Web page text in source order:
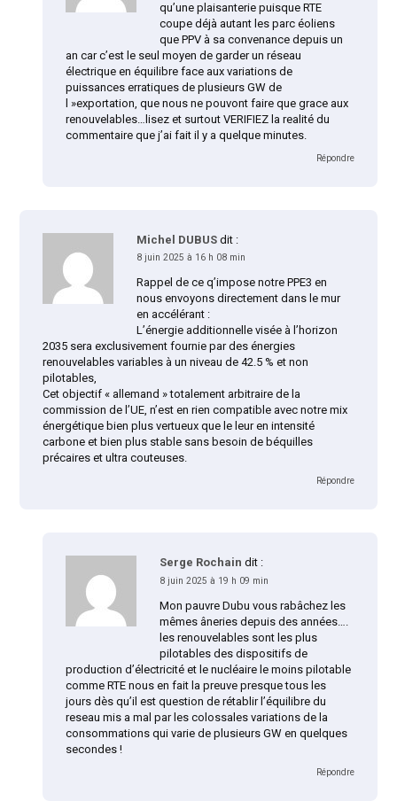
qu’une plaisanterie puisque RTE
coupe déjà autant les parc éoliens
que PPV à sa convenance depuis un
an car c’est le seul moyen de garder un réseau
électrique en équilibre face aux variations de
puissances erratiques de plusieurs GW de
l »exportation, que nous ne pouvont faire que grace aux
renouvelables…lisez et surtout VERIFIEZ la realité du
commentaire que j’ai fait il y a quelque minutes.
Répondre
Michel DUBUS dit :
8 juin 2025 à 16 h 08 min
Rappel de ce q’impose notre PPE3 en
nous envoyons directement dans le mur
en accélérant :
L’énergie additionnelle visée à l’horizon
2035 sera exclusivement fournie par des énergies
renouvelables variables à un niveau de 42.5 % et non
pilotables,
Cet objectif « allemand » totalement arbitraire de la
commission de l’UE, n’est en rien compatible avec notre mix
énergétique bien plus vertueux que le leur en intensité
carbone et bien plus stable sans besoin de béquilles
précaires et ultra couteuses.
Répondre
Serge Rochain dit :
8 juin 2025 à 19 h 09 min
Mon pauvre Dubu vous rabâchez les
mêmes âneries depuis des années….
les renouvelables sont les plus
pilotables des dispositifs de
production d’électricité et le nucléaire le moins pilotable
comme RTE nous en fait la preuve presque tous les
jours dès qu’il est question de rétablir l’équilibre du
reseau mis a mal par les colossales variations de la
consommations qui varie de plusieurs GW en quelques
secondes !
Répondre